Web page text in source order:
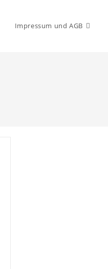
Impressum und AGB